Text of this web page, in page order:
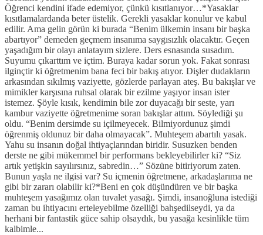
Öğrenci kendini ifade edemiyor, çünkü kısıtlanıyor…*Yasaklar
kısıtlamalardanda beter üstelik. Gerekli yasaklar konulur ve kabul
edilir. Ama gelin görün ki burada “Benim ülkemin insanı bir başka
abartıyor” demeden geçmem insanıma saygısızlık olacaktır. Geçen
yaşadığım bir olayı anlatayım sizlere. Ders esnasında susadım.
Suyumu çıkarttım ve içtim. Buraya kadar sorun yok. Fakat sonrası
ilginçtir ki öğretmenim bana feci bir bakış atıyor. Dişler dudakların
arkasından sıkılmış vaziyette, gözlerde parlayan ateş. Bu bakışlar ve
mimikler karşısına ruhsal olarak bir ezilme yaşıyor insan ister
istemez. Şöyle kısık, kendimin bile zor duyacağı bir seste, yarı
kambur vaziyette öğretmenime soran bakışlar attım. Söylediği şu
oldu. “Benim dersimde su içilmeyecek. Bilmiyordunuz şimdi
öğrenmiş oldunuz bir daha olmayacak”. Muhteşem abartılı yasak.
Yahu su insanın doğal ihtiyaçlarından biridir. Susuzken benden
derste ne gibi mükemmel bir performans bekleyebilirler ki? “Siz
artık yetişkin sayılırsınız, sabredin…” Sözüne bitiriyorum zaten.
Bunun yaşla ne ilgisi var? Su içmenin öğretmene, arkadaşlarıma ne
gibi bir zararı olabilir ki?*Beni en çok düşündüren ve bir başka
muhteşem yasağımız olan tuvalet yasağı. Şimdi, insanoğluna istediği
zaman bu ihtiyacını erteleyebilme özelliği bahşedilseydi, ya da
herhani bir fantastik güce sahip olsaydık, bu yasağa kesinlikle tüm
kalbimle...